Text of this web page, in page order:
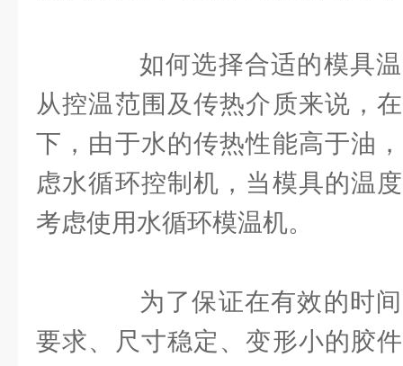
如何选择合适的模具温
从控温范围及传热介质来说，
下，由于水的传热性能高于油
虑水循环控制机，当模具的温
考虑使用水循环模温机。
为了保证在有效的时间
要求、尺寸稳定、变形小的胶